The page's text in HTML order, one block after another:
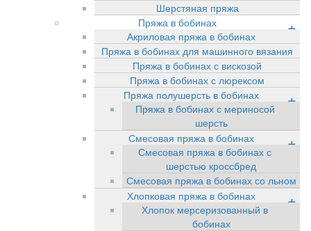
Шерстяная пряжа
Пряжа в бобинах
+
Акриловая пряжа в бобинах
Пряжа в бобинах для машинного вязания
Пряжа в бобинах с вискозой
Пряжа в бобинах с люрексом
Пряжа полушерсть в бобинах
+
Пряжа в бобинах с мериносой
шерсть
Смесовая пряжа в бобинах
+
Смесовая пряжа в бобинах с
шерстью кроссбред
Смесовая пряжа в бобинах со льном
Хлопковая пряжа в бобинах
+
Хлопок мерсеризованный в
бобинах